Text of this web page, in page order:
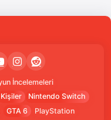
İncelemeleri
Kişiler
Nintendo Switch
GTA 6 PlayStation